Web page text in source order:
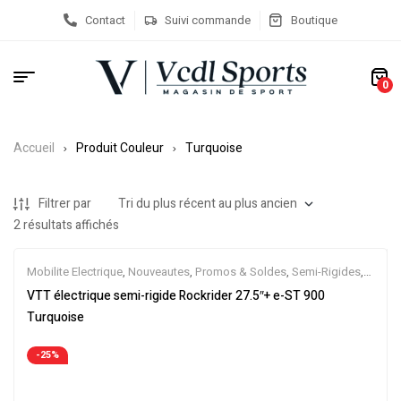
Contact Suivi commande Boutique
0
Accueil Produit Couleur Turquoise
Filtrer par
2 résultats affichés
Mobilite Electrique, Nouveautes, Promos & Soldes, Semi-Rigides,
Vélo électrique ville,Velos Electriques,VTT Électriques
VTT électrique semi-rigide Rockrider 27.5″+ e-ST 900
Turquoise
-25%